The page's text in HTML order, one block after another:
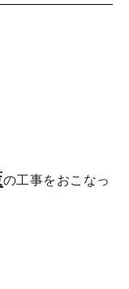
の工事をおこなっ